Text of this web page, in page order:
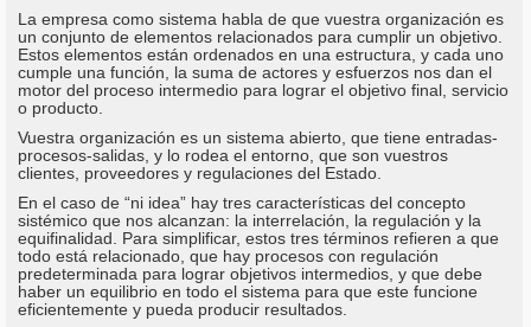
La empresa como sistema habla de que vuestra organización es
un conjunto de elementos relacionados para cumplir un objetivo.
Estos elementos están ordenados en una estructura, y cada uno
cumple una función, la suma de actores y esfuerzos nos dan el
motor del proceso intermedio para lograr el objetivo final, servicio
o producto.
Vuestra organización es un sistema abierto, que tiene entradas-
procesos-salidas, y lo rodea el entorno, que son vuestros
clientes, proveedores y regulaciones del Estado.
En el caso de “ni idea” hay tres características del concepto
sistémico que nos alcanzan: la interrelación, la regulación y la
equifinalidad. Para simplificar, estos tres términos refieren a que
todo está relacionado, que hay procesos con regulación
predeterminada para lograr objetivos intermedios, y que debe
haber un equilibrio en todo el sistema para que este funcione
eficientemente y pueda producir resultados.